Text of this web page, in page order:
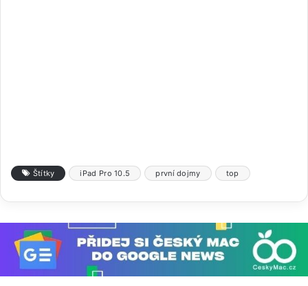
Štítky iPad Pro 10.5 první dojmy top